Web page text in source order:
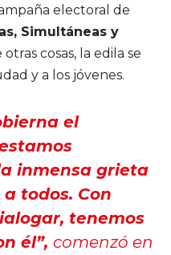
electoral de
Simultáneas y
otras cosas, la edila se
y a los jóvenes.
el
inmensa grieta
todos. Con
tenemos
él”, comenzó en